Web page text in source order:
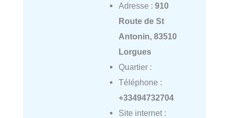
Adresse : 910
Route de St
Antonin, 83510
Lorgues
Quartier :
Téléphone :
+33494732704
Site internet :